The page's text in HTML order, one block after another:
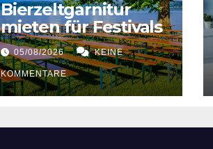
Bierzeltgarnitur
mieten für Festivals
05/08/2026 KEINE
KOMMENTARE